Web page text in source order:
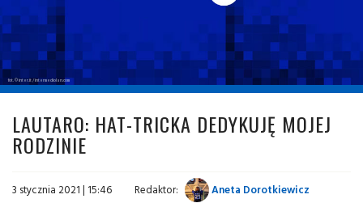
fot. © inter.it / intermediolan.com
LAUTARO: HAT-TRICKA DEDYKUJĘ MOJEJ
RODZINIE
3 stycznia 2021 | 15:46 Redaktor:
Aneta Dorotkiewicz